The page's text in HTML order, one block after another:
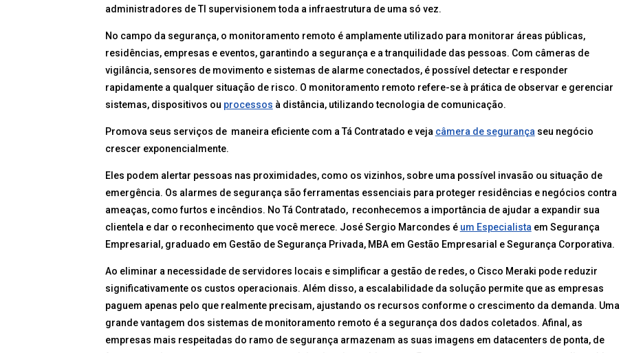
administradores de TI supervisionem toda a infraestrutura de uma só vez.
No campo da segurança, o monitoramento remoto é amplamente utilizado para monitorar áreas públicas,
residências, empresas e eventos, garantindo a segurança e a tranquilidade das pessoas. Com câmeras de
vigilância, sensores de movimento e sistemas de alarme conectados, é possível detectar e responder
rapidamente a qualquer situação de risco. O monitoramento remoto refere-se à prática de observar e gerenciar
sistemas, dispositivos ou processos à distância, utilizando tecnologia de comunicação.
Promova seus serviços de maneira eficiente com a Tá Contratado e veja câmera de segurançaseu negócio
crescer exponencialmente.
Eles podem alertar pessoas nas proximidades, como os vizinhos, sobre uma possível invasão ou situação de
emergência. Os alarmes de segurança são ferramentas essenciais para proteger residências e negócios contra
ameaças, como furtos e incêndios. No Tá Contratado, reconhecemos a importância de ajudar a expandir sua
clientela e dar o reconhecimento que você merece. José Sergio Marcondes é um Especialistaem Segurança
Empresarial, graduado em Gestão de Segurança Privada, MBA em Gestão Empresarial e Segurança Corporativa.
Ao eliminar a necessidade de servidores locais e simplificar a gestão de redes, o Cisco Meraki pode reduzir
significativamente os custos operacionais. Além disso, a escalabilidade da solução permite que as empresas
paguem apenas pelo que realmente precisam, ajustando os recursos conforme o crescimento da demanda. Uma
grande vantagem dos sistemas de monitoramento remoto é a segurança dos dados coletados. Afinal, as
empresas mais respeitadas do ramo de segurança armazenam as suas imagens em datacenters de ponta, de